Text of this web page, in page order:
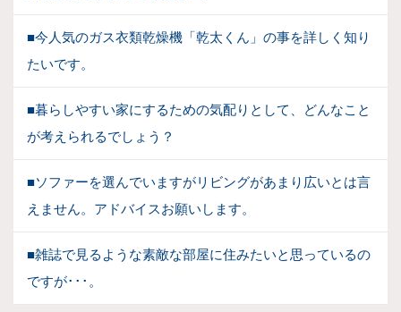
■今人気のガス衣類乾燥機「乾太くん」の事を詳しく知り
たいです。
■暮らしやすい家にするための気配りとして、どんなこと
が考えられるでしょう？
■ソファーを選んでいますがリビングがあまり広いとは言
えません。アドバイスお願いします。
■雑誌で見るような素敵な部屋に住みたいと思っているの
ですが･･･。